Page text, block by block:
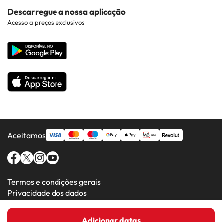
Adicionar datas
Costa da luz
Hotéis em Regiões Populares
Todos os Hotéis
Contacto
Web corporativa
Descarregue a nossa aplicação
Acesso a preços exclusivos
Aceitamos
Termos e condições gerais
Privacidade dos dados